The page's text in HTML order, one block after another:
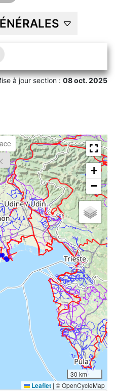
à jour section :08 oct. 2025
+
−
30 km
Leaflet | © OpenCycleMap